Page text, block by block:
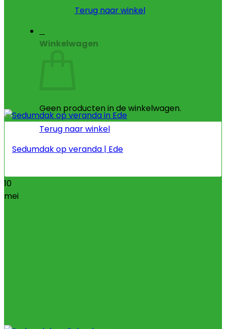
Terug naar winkel
Winkelwagen
Geen producten in de winkelwagen.
Terug naar winkel
Sedumdak op veranda | Ede
10
mei